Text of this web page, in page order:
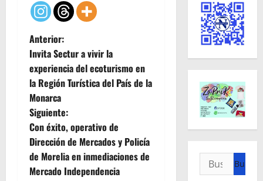
N
a
v
e
g
a
Anterior:
Invita Sectur a vivir la
experiencia del ecoturismo en
la Región Turística del País de la
Monarca
Siguiente:
Con éxito, operativo de
Dirección de Mercados y Policía
de Morelia en inmediaciones de
Mercado Independencia
Buscar: